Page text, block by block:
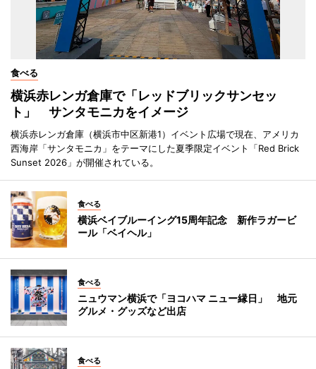
食べる
横浜赤レンガ倉庫で「レッドブリックサンセッ
ト」 サンタモニカをイメージ
横浜赤レンガ倉庫（横浜市中区新港1）イベント広場で現在、アメリカ
西海岸「サンタモニカ」をテーマにした夏季限定イベント「Red Brick
Sunset 2026」が開催されている。
食べる
横浜ベイブルーイング15周年記念 新作ラガービ
ール「ベイヘル」
食べる
ニュウマン横浜で「ヨコハマ ニュー縁日」 地元
グルメ・グッズなど出店
食べる